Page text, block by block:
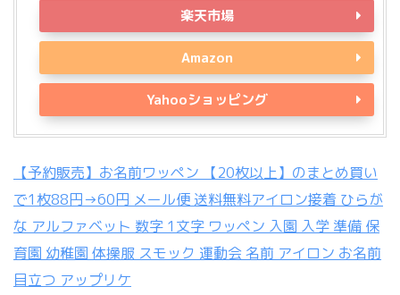
楽天市場
Amazon
Yahooショッピング
【予約販売】お名前ワッペン 【20枚以上】のまとめ買い
で1枚88円→60円 メール便 送料無料アイロン接着 ひらが
な アルファベット 数字 1文字 ワッペン 入園 入学 準備 保
育園 幼稚園 体操服 スモック 運動会 名前 アイロン お名前
目立つ アップリケ